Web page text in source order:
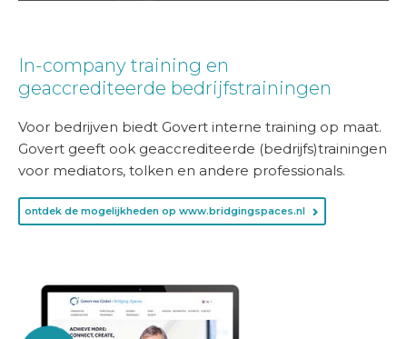
In-company training en
geaccrediteerde bedrijfstrainingen
Voor bedrijven biedt Govert interne training op maat.
Govert geeft ook geaccrediteerde (bedrijfs)trainingen
voor mediators, tolken en andere professionals.
ontdek de mogelijkheden op www.bridgingspaces.nl